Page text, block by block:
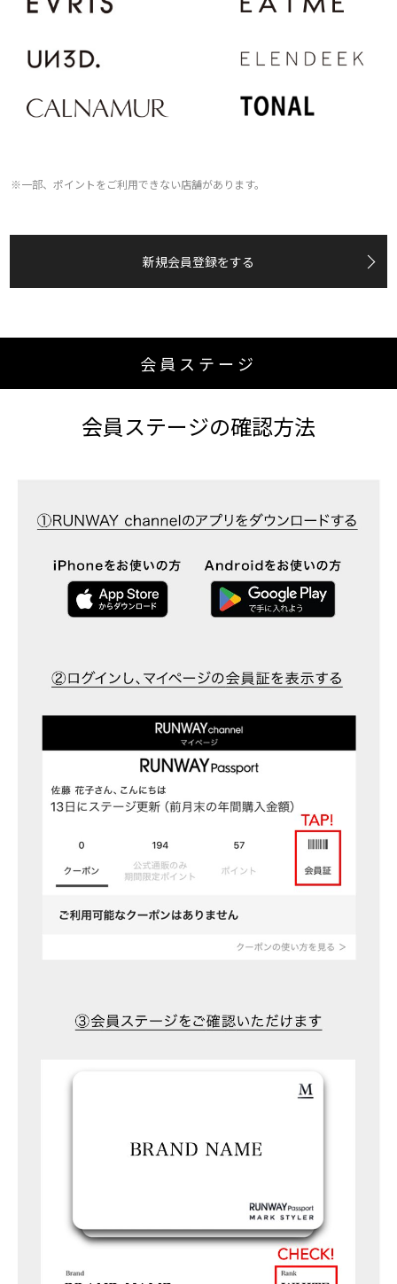
※一部、ポイントをご利用できない店舗があります。
新規会員登録をする
会員ステージ
会員ステージの確認方法